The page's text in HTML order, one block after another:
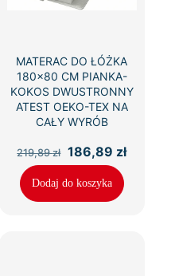
zł.
MATERAC DO ŁÓŻKA
180×80 CM PIANKA-
KOKOS DWUSTRONNY
ATEST OEKO-TEX NA
CAŁY WYRÓB
219,89zł Pierwotna
cena
wynosiła:
219,89 zł.
186,89 zł
Dodaj do koszyka